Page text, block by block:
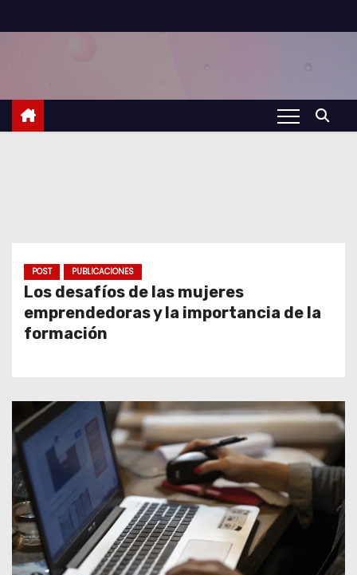
a
r
POST PUBLICACIONES
Los desafíos de las mujeres
emprendedoras y la importancia de la
formación